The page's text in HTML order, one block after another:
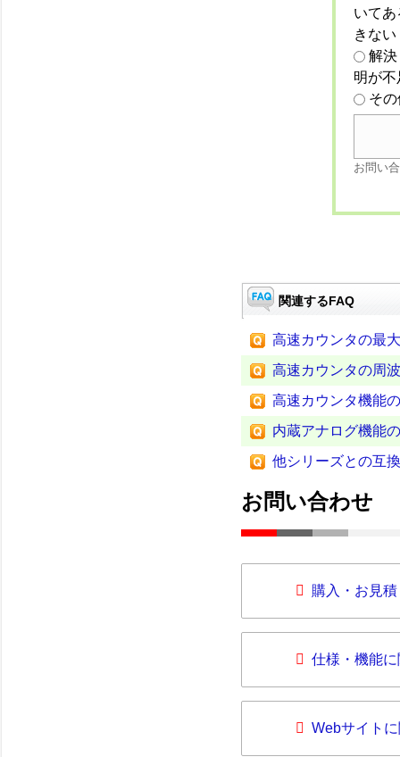
いて
きない
解
明が
そ
お問い
関連するFAQ
高速カウンタの最
高速カウンタの周
高速カウンタ機能
内蔵アナログ機能
他シリーズとの互
お問い合わせ
購入・お見
仕様・機能
Webサイト